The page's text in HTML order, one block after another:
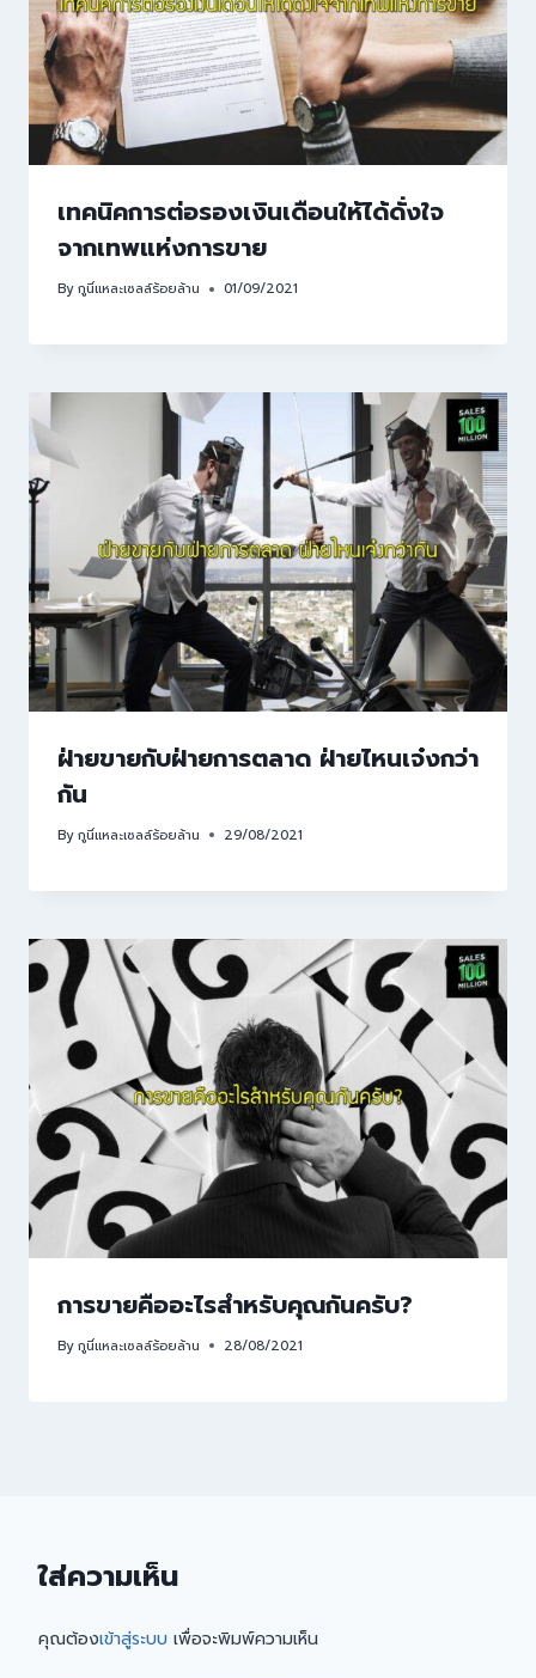
เทคนิคการต่อรองเงินเดือนให้ได้ดั่งใจ
จากเทพแห่งการขาย
Byกูนี่แหละเซลล์ร้อยล้าน 01/09/2021
ฝ่ายขายกับฝ่ายการตลาด ฝ่ายไหนเจ๋งกว่า
กัน
Byกูนี่แหละเซลล์ร้อยล้าน 29/08/2021
การขายคืออะไรสำหรับคุณกันครับ?
Byกูนี่แหละเซลล์ร้อยล้าน 28/08/2021
ใส่ความเห็น
คุณต้องเข้าสู่ระบบ เพื่อจะพิมพ์ความเห็น